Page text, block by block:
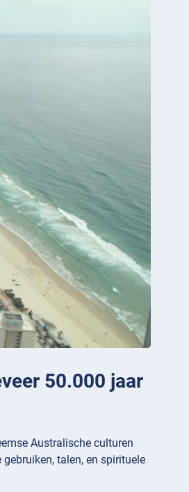
50.000 jaar
Australische culturen
talen, en spirituele